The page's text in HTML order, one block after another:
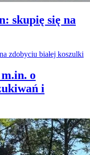
skupię się na
o
i